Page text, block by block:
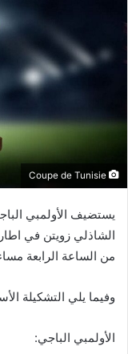
يستضيف الأولمبي
الشاذلي زويتن في
من الساعة الرابعة
وفيما يلي التشكيلة
الأولمبي الباجي: